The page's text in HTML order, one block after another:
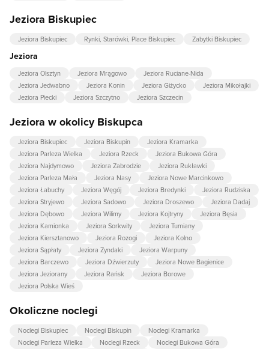
Jeziora Biskupiec
Jeziora Biskupiec Rynki, Starówki, Place Biskupiec Zabytki Biskupiec
Jeziora
Jeziora Olsztyn Jeziora Mrągowo
Jeziora Ruciane-Nida
Jeziora Jedwabno
Jeziora Konin Jeziora Giżycko
Jeziora Mikołajki
Jeziora Piecki
Jeziora Szczytno Jeziora Szczecin
Jeziora w okolicy Biskupca
Jeziora Biskupiec Jeziora Biskupin
Jeziora Kramarka
Jeziora Parleza Wielka
Jeziora Rzeck
Jeziora Bukowa Góra
Jeziora Najdymowo
Jeziora Zabrodzie
Jeziora Rukławki
Jeziora Parleza Mała
Jeziora Nasy
Jeziora Nowe Marcinkowo
Jeziora Łabuchy
Jeziora Węgój Jeziora Bredynki
Jeziora Rudziska
Jeziora Stryjewo
Jeziora Sadowo Jeziora Droszewo
Jeziora Dadaj
Jeziora Dębowo
Jeziora Wilimy Jeziora Kojtryny
Jeziora Bęsia
Jeziora Kamionka
Jeziora Sorkwity
Jeziora Tumiany
Jeziora Kiersztanowo
Jeziora Rozogi
Jeziora Kolno
Jeziora Sąpłaty
Jeziora Zyndaki
Jeziora Warpuny
Jeziora Barczewo
Jeziora Dźwierzuty
Jeziora Nowe Bagienice
Jeziora Jeziorany
Jeziora Rańsk
Jeziora Borowe
Jeziora Polska Wieś
Okoliczne noclegi
Noclegi Biskupiec Noclegi Biskupin
Noclegi Kramarka
Noclegi Parleza Wielka
Noclegi Rzeck
Noclegi Bukowa Góra